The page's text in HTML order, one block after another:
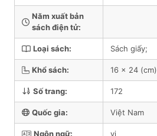
Năm xuất bản
sách điện tử:
Loại sách: Sách giấy;
Khổ sách: 16 x 24 (cm)
Số trang: 172
Quốc gia: Việt Nam
Ngôn ngữ: vi